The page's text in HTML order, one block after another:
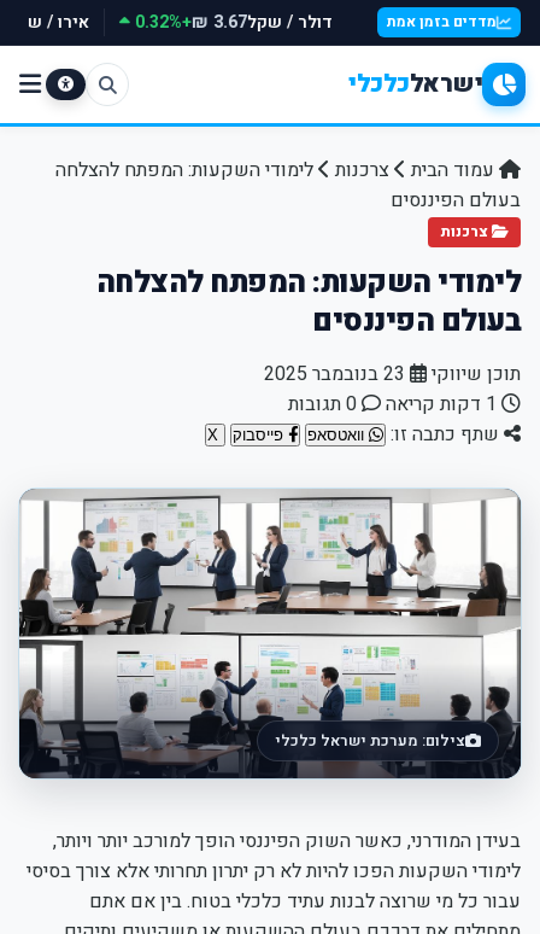
מדדים בזמן אמת דולר / שקל3.67 ₪
+0.32% אירו / שקל
ישראלכלכלי
עמוד הבית צרכנות
לימודי השקעות: המפתח להצלחה
בעולם הפיננסים
צרכנות
לימודי השקעות: המפתח להצלחה
בעולם הפיננסים
תוכן שיווקי
שתף כתבה זו:
וואטסאפ פייסבוק
צילום: מערכת ישראל כלכלי
בעידן המודרני, כאשר השוק הפיננסי הופך למורכב יותר ויותר,
לימודי השקעות הפכו להיות לא רק יתרון תחרותי אלא צורך בסיסי
עבור כל מי שרוצה לבנות עתיד כלכלי בטוח. בין אם אתם